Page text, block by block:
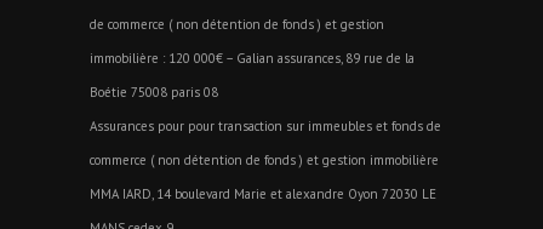
de commerce ( non détention de fonds ) et gestion
immobilière : 120 000€ – Galian assurances, 89 rue de la
Boétie 75008 paris 08
Assurances pour pour transaction sur immeubles et fonds de
commerce ( non détention de fonds ) et gestion immobilière
MMA IARD, 14 boulevard Marie et alexandre Oyon 72030 LE